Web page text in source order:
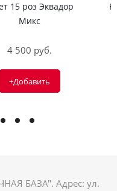
15 роз Эквадор
Микс
4 500 руб.
+Добавить
БАЗА". Адрес: ул.